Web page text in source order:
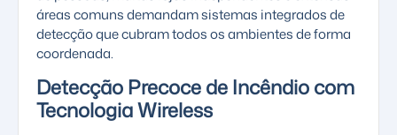
áreas comuns demandam sistemas integrados de
detecção que cubram todos os ambientes de forma
coordenada.
Detecção Precoce de Incêndio com
Tecnologia Wireless